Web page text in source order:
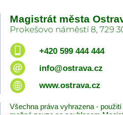
Magistrát města
Prokešovo náměstí 8, 729
+420 599 444 444
info@ostrava.cz
www.ostrava.cz
Všechna práva vyhrazena -